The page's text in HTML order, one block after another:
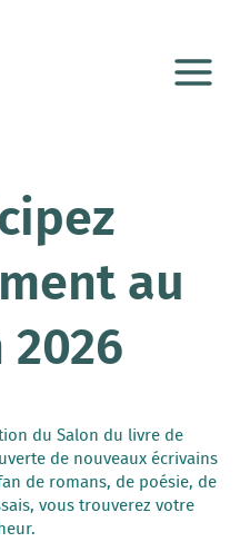
Menu
au
2026
du Salon du livre de
de nouveaux écrivains
de romans, de poésie, de
vous trouverez votre